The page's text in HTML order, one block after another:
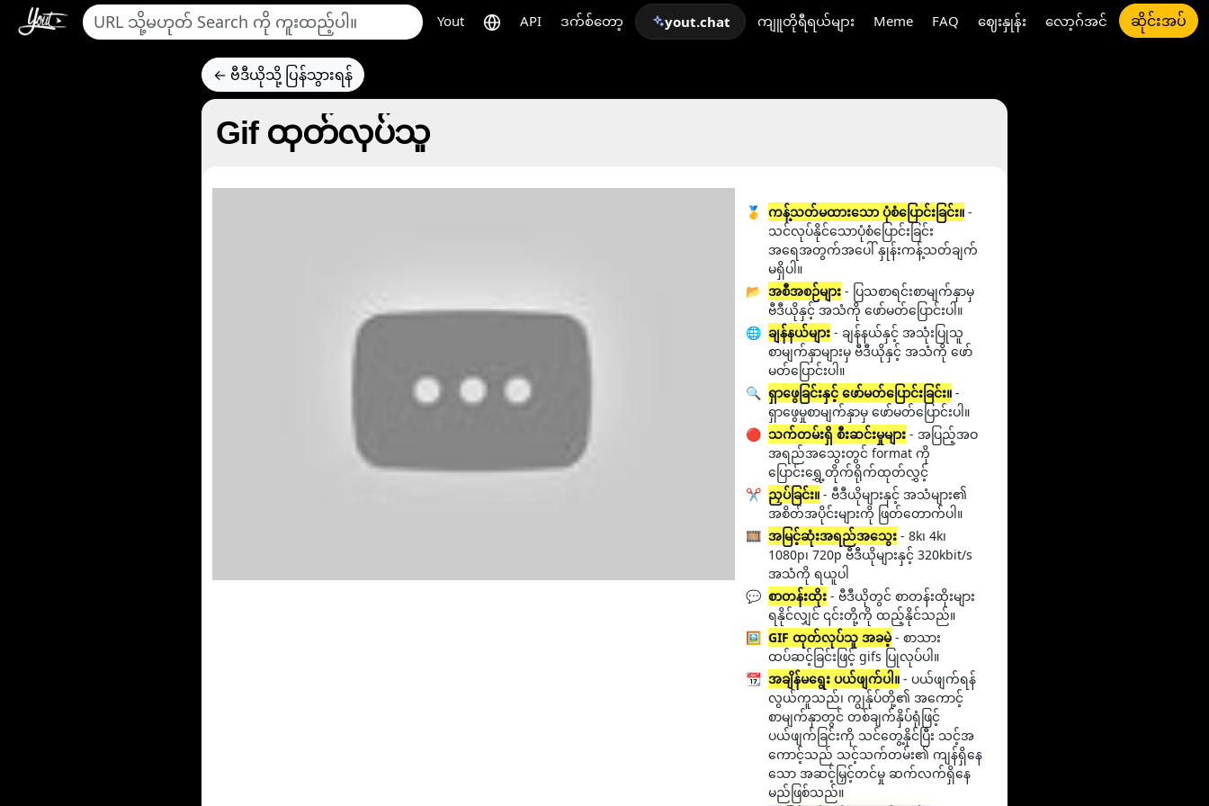
Yout API ဒက်စ်တော့ yout.chat ကျူတိုရီရယ်များ Meme FAQ ဈေးနှုန်း လော့ဂ်အင် ဆိုင်းအပ်
← ဗီဒီယိုသို့ ပြန်သွားရန်
Gif ထုတ်လုပ်သူ
🥇 ကန့်သတ်မထားသော ပုံစံပြောင်းခြင်း။ -
သင်လုပ်နိုင်သောပုံစံပြောင်းခြင်း
အရေအတွက်အပေါ် နှုန်းကန့်သတ်ချက်
မရှိပါ။
📂 အစီအစဉ်များ - ပြသစာရင်းစာမျက်နှာမှ
ဗီဒီယိုနှင့် အသံကို ဖော်မတ်ပြောင်းပါ။
🌐 ချန်နယ်များ - ချန်နယ်နှင့် အသုံးပြုသူ
စာမျက်နှာများမှ ဗီဒီယိုနှင့် အသံကို ဖော်
မတ်ပြောင်းပါ။
🔍 ရှာဖွေခြင်းနှင့် ဖော်မတ်ပြောင်းခြင်း။ -
ရှာဖွေမှုစာမျက်နှာမှ ဖော်မတ်ပြောင်းပါ။
🔴 သက်တမ်းရှိ စီးဆင်းမှုများ - အပြည့်အဝ
အရည်အသွေးတွင် format ကို
ပြောင်းရွှေ့တိုက်ရိုက်ထုတ်လွှင့်
✂️ ညှပ်ခြင်း။ - ဗီဒီယိုများနှင့် အသံများ၏
အစိတ်အပိုင်းများကို ဖြတ်တောက်ပါ။
🎞️ အမြင့်ဆုံးအရည်အသွေး - 8k၊ 4k၊
1080p၊ 720p ဗီဒီယိုများနှင့် 320kbit/s
အသံကို ရယူပါ
💬 စာတန်းထိုး - ဗီဒီယိုတွင် စာတန်းထိုးများ
ရနိုင်လျှင် ၎င်းတို့ကို ထည့်နိုင်သည်။
🖼️ GIF ထုတ်လုပ်သူ အခမဲ့- စာသား
ထပ်ဆင့်ခြင်းဖြင့် gifs ပြုလုပ်ပါ။
📆 အချိန်မရွေး ပယ်ဖျက်ပါ။ - ပယ်ဖျက်ရန်
လွယ်ကူသည်၊ ကျွန်ုပ်တို့၏ အကောင့်
စာမျက်နှာတွင် တစ်ချက်နှိပ်ရုံဖြင့်
ပယ်ဖျက်ခြင်းကို သင်တွေ့နိုင်ပြီး သင့်အ
ကောင့်သည် သင့်သက်တမ်း၏ ကျန်ရှိနေ
သော အဆင့်မြှင့်တင်မှု ဆက်လက်ရှိနေ
မည်ဖြစ်သည်။